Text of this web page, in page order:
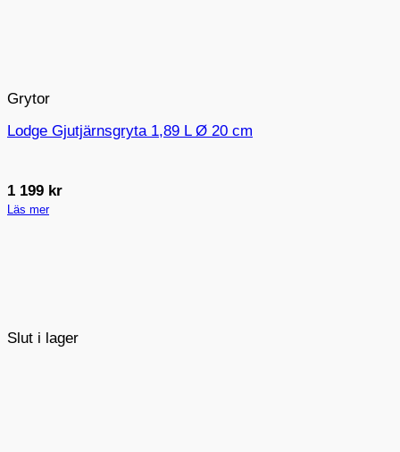
Slut i lager
Grytor
Lodge Gjutjärnsgryta 1,89 L Ø 20 cm
1 199 kr
Läs mer